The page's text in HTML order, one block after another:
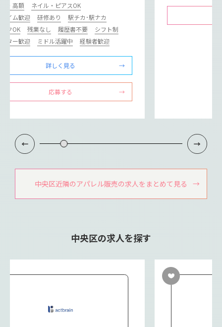
・高額
ネイル・ピアスOK
イム歓迎
研修あり
駅チカ･駅ナカ
クOK
残業なし 履歴書不要
シフト制
ター歓迎
ミドル活躍中 経験者歓迎
詳しく見る
応募する
中央区近隣のアパレル販売の求人をまとめて見る
中央区の求人を探す